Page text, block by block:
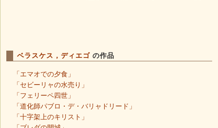
ベラスケス，ディエゴ の作品
「エマオでの夕食」
「セビーリャの水売り」
「フェリーペ四世」
「道化師パブロ・デ・バリャドリード」
「十字架上のキリスト」